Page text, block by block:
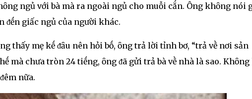
ngủ với bà mà ra ngoài ngủ cho muỗi cắn. Ông khȏng nói
ᵭḗn giấc ngủ của người khác.
thấy mẹ kḗ ᵭȃu nên hỏi bṓ, ȏng trả lời tỉnh bơ, “trả vḕ nơi sản
mà chưa tròn 24 tiḗng, ȏng ᵭã gửi trả bà vḕ nhà là sao. Khȏng
nữa.